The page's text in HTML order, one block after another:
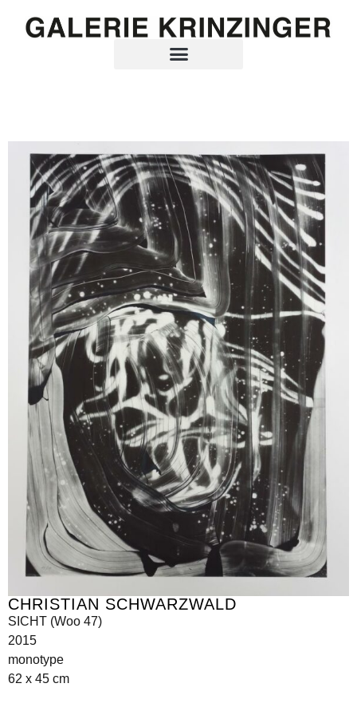
CHRISTIAN SCHWARZWALD
SICHT (Woo 47)
2015
monotype
62 x 45 cm